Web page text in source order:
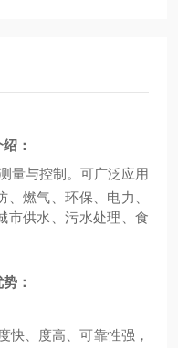
：
量与控制。可广泛应用
燃气、环保、电力、
市供水、污水处理、食
：
快、度高、可靠性强，